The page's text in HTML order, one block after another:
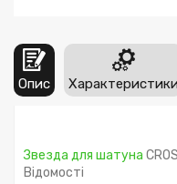
Опис Характеристики
Звезда для шатуна
Відомості